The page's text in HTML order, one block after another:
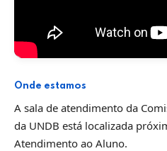
Onde estamos
A sala de atendimento da
da UNDB está localizada
Atendimento ao Aluno.